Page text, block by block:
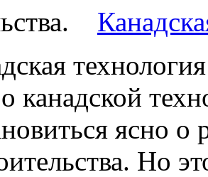
канадской
ясно
Но